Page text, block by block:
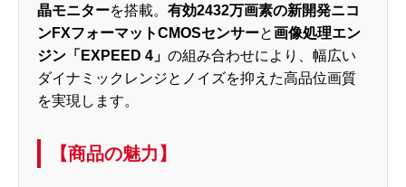
晶モニターを搭載。 有効2432万画素の新開発ニコ
ンFXフォーマットCMOSセンサーと画像処理エン
ジン「EXPEED 4」 の組み合わせにより、幅広い
ダイナミックレンジとノイズを抑えた高品位画質
を実現します。
【商品の魅力】